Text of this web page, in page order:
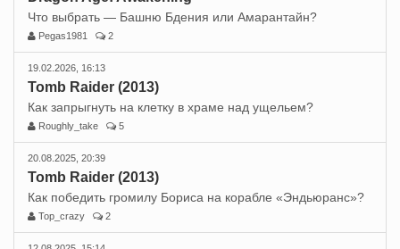
Что выбрать — Башню Бдения или Амарантайн?
Pegas1981 2
19.02.2026, 16:13
Tomb Raider (2013)
Как запрыгнуть на клетку в храме над ущельем?
Roughly_take 5
20.08.2025, 20:39
Tomb Raider (2013)
Как победить громилу Бориса на корабле «Эндьюранс»?
Top_crazy 2